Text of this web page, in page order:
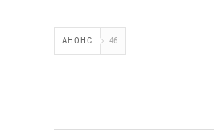
АНОНС 46